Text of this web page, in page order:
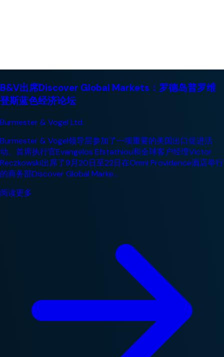
B&V出席Discover Global Markets：罗德岛普罗维
登斯蓝色经济论坛
Burmester & Vogel Ltd.
Burmester & Vogel领导层参加了一项重要的美国出口促进活
动。首席执行官Evangelos Efstathiou和全球客户经理Victor
Reczkowski出席了9月20日至22日在Omni Providence酒店举行
的商务部Discover Global Marke...
阅读更多